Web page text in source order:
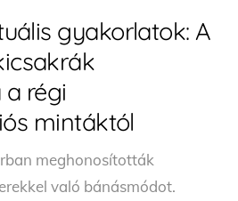
gyakorlatok: A
régi
mintáktól
meghonosították
való bánásmódot.